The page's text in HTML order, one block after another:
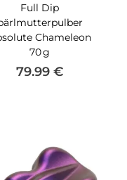
Full Dip
Chameleon
70 g
79.99 €